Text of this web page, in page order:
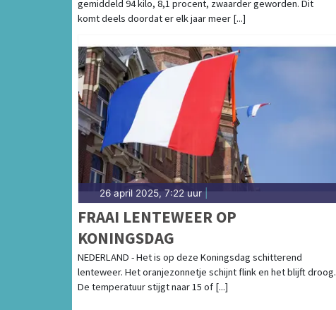
gemiddeld 94 kilo, 8,1 procent, zwaarder geworden. Dit
komt deels doordat er elk jaar meer [...]
26 april 2025, 7:22 uur
FRAAI LENTEWEER OP
KONINGSDAG
NEDERLAND - Het is op deze Koningsdag schitterend
lenteweer. Het oranjezonnetje schijnt flink en het blijft droog.
De temperatuur stijgt naar 15 of [...]